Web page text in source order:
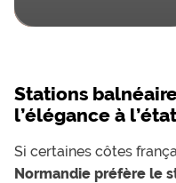
Stations
l’élégance à
Si certaines côtes
Normandie préfère le